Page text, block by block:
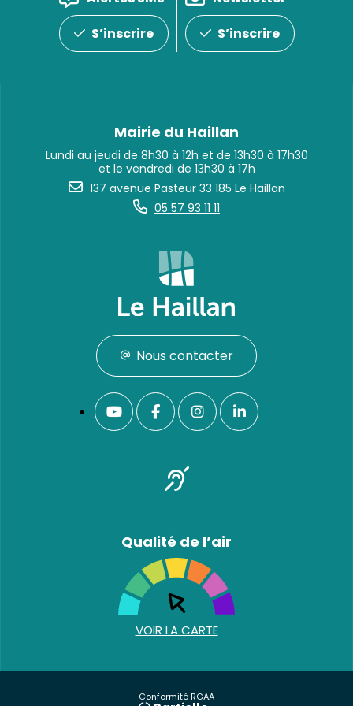
S’inscrire
S’inscrire
Mairie du Haillan
Lundi au jeudi de 8h30 à 12h et de 13h30 à 17h30
et le vendredi de 13h30 à 17h
137 avenue Pasteur 33 185 Le Haillan
05 57 93 11 11
Nous contacter
Qualité de l’air
VOIR LA CARTE
Conformité RGAA